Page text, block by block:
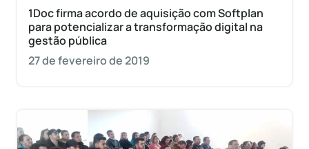
1Doc firma acordo de aquisição com Softplan
para potencializar a transformação digital na
gestão pública
27 de fevereiro de 2019